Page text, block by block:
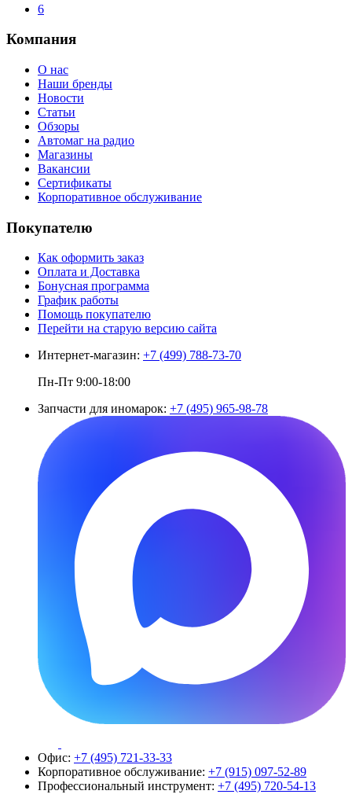
6
Компания
О нас
Наши бренды
Новости
Статьи
Обзоры
Автомаг на радио
Магазины
Вакансии
Сертификаты
Корпоративное обслуживание
Покупателю
Как оформить заказ
Оплата и Доставка
Бонусная программа
График работы
Помощь покупателю
Перейти на старую версию сайта
Интернет-магазин: +7 (499) 788-73-70
Пн-Пт 9:00-18:00
Запчасти для иномарок: +7 (495) 965-98-78
Офис: +7 (495) 721-33-33
Корпоративное обслуживание: +7 (915) 097-52-89
Профессиональный инструмент: +7 (495) 720-54-13